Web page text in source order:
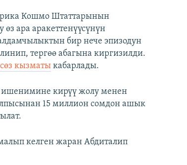
Кошмо Штаттарынын
ара аракеттенүүсүнүн
бир нече эпизодун
тергөө абагына киргизилди.
кызматы кабарлады.
кирүү жолу менен
15 миллион сомдон ашык
келген жаран Абдиталип